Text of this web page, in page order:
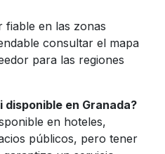
fiable en las zonas
consultar el mapa
para las regiones
disponible en Granada?
en hoteles,
públicos, pero tener